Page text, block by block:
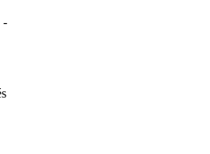
-